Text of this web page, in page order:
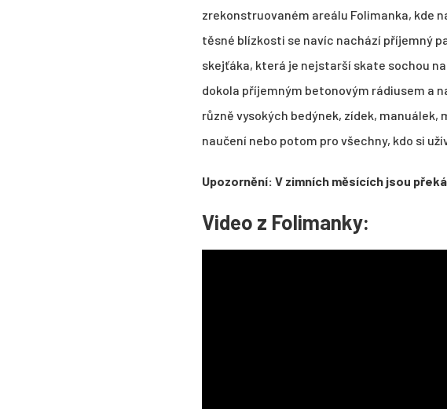
zrekonstruovaném areálu Folimanka, kde
těsné blízkosti se navíc nachází příjemný
skejťáka, která je nejstarší skate sochou
dokola příjemným betonovým rádiusem a
různě vysokých bedýnek, zídek,
naučení nebo potom pro všechny, kdo si
Upozornění: V zimních měsících jsou
Video z Folimanky: